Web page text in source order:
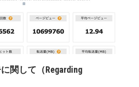
関して（Regarding